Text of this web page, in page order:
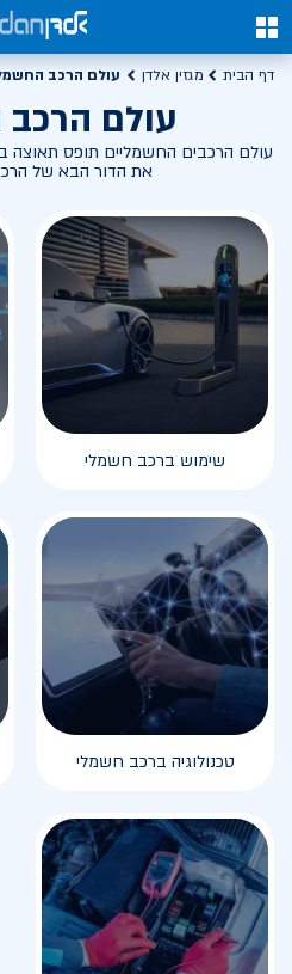
0
דף הבית מגזין אלדן עולם הרכב
עולם
עולם הרכבים החשמליים תופס תאוצה
את הדור הבא של
שימוש ברכב חשמלי
טכנולוגיה ברכב חשמלי